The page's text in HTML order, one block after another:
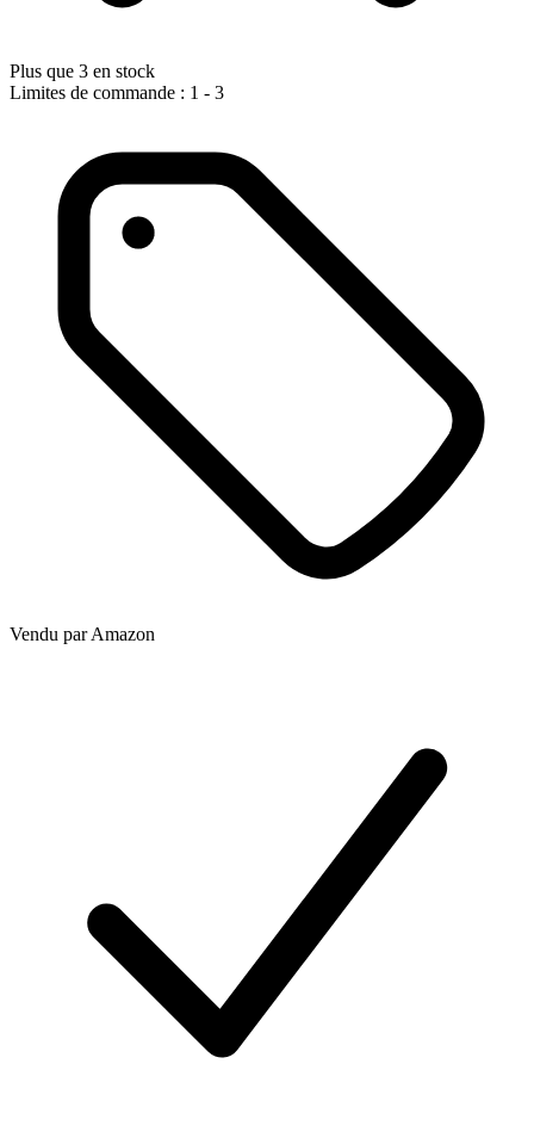
Plus que 3 en stock
Limites de commande : 1 - 3
Vendu parAmazon